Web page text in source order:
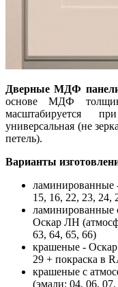
Дверные МДФ
основе МДФ
масштабируется
универсальная (не
петель).
Варианты
ламинированные
15, 16, 22, 23, 24,
ламинированные
Оскар ЛН
63, 64, 65, 66)
крашеные -
29 + покраска в
крашеные с
(эмали: 04, 06,